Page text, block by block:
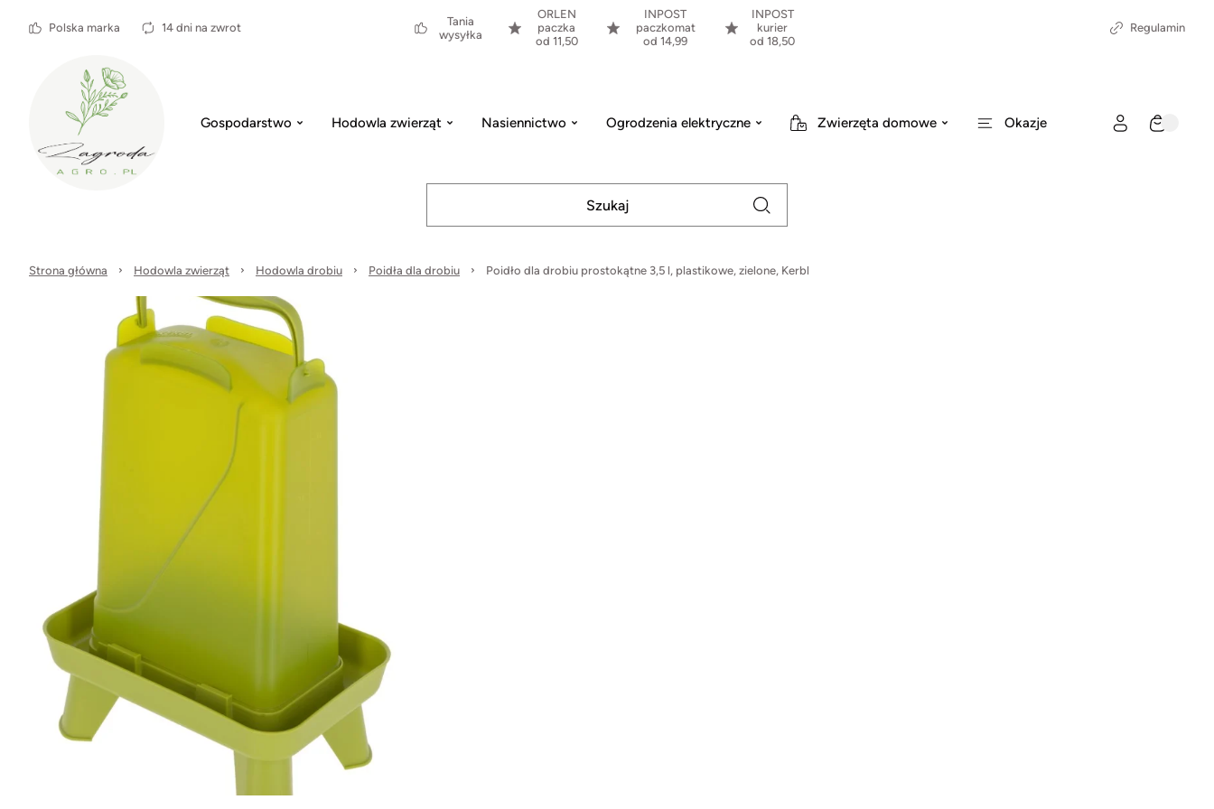
Polska marka 14 dni na zwrot
Tania
wysyłka
ORLEN
paczka
od 11,50
INPOST
paczkomat
od 14,99
INPOST
kurier
od 18,50
Regulamin
Gospodarstwo Hodowla zwierząt Nasiennictwo Ogrodzenia elektryczne Zwierzęta domowe Okazje
Strona główna Hodowla zwierząt Hodowla drobiu Poidła dla drobiu Poidło dla drobiu prostokątne 3,5 l, plastikowe, zielone, Kerbl